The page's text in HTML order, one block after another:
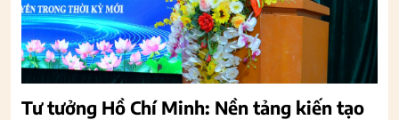
Tư tưởng Hồ Chí Minh: Nền tảng kiến tạo